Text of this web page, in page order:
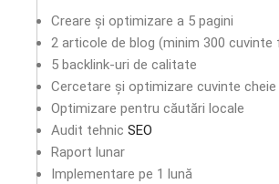
Creare și optimizare a 5 pagini
2 articole de blog (minim 300 cuvinte
5 backlink-uri de calitate
Cercetare și optimizare cuvinte cheie
Optimizare pentru căutări locale
Audit tehnic SEO
Raport lunar
Implementare pe 1 lună